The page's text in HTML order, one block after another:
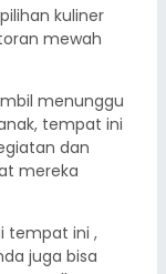
kuliner
mewah
menunggu
tempat ini
dan
mereka
tempat ini ,
juga bisa